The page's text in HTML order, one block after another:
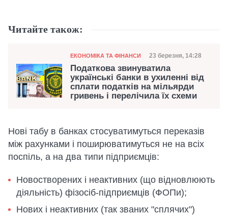
Читайте також:
Категорія
ЕКОНОМІКА ТА ФІНАНСИ Дата публікації
23 березня, 14:28
Податкова звинуватила
українські банки в ухиленні від
сплати податків на мільярди
гривень і перелічила їх схеми
Нові табу в банках стосуватимуться переказів
між рахунками і поширюватимуться не на всіх
поспіль, а на два типи підприємців:
Новостворених і неактивних (що відновлюють
діяльність) фізосіб-підприємців (ФОПи);
Нових і неактивних (так званих "сплячих")